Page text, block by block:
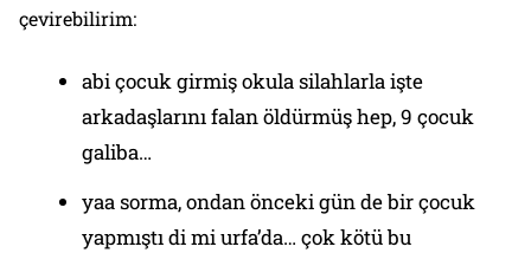
çevirebilirim:
abi çocuk girmiş okula silahlarla işte
arkadaşlarını falan öldürmüş hep, 9 çocuk
galiba…
yaa sorma, ondan önceki gün de bir çocuk
yapmıştı di mi urfa’da… çok kötü bu